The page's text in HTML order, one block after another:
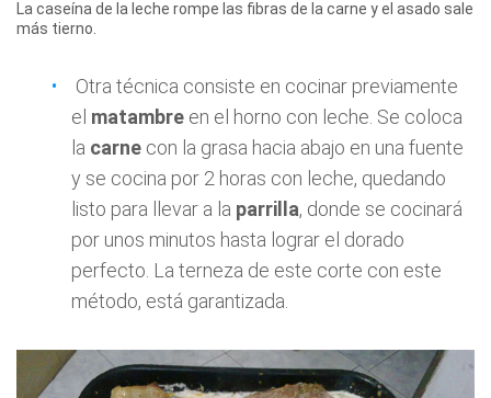
La caseína de la leche rompe las fibras de la carne y el asado sale
más tierno.
Otra técnica consiste en cocinar previamente
el matambre en el horno con leche. Se coloca
la carne con la grasa hacia abajo en una fuente
y se cocina por 2 horas con leche, quedando
listo para llevar a la parrilla, donde se cocinará
por unos minutos hasta lograr el dorado
perfecto. La terneza de este corte con este
método, está garantizada.